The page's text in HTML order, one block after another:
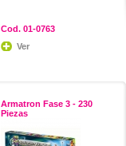
Cod. 01-0763
Ver
Armatron Fase 3 - 230
Piezas